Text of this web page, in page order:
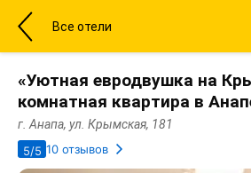
Все отели
«Уютная евродвушка на
комнатная квартира в
г. Анапа, ул. Крымская, 181
5/5 10 отзывов